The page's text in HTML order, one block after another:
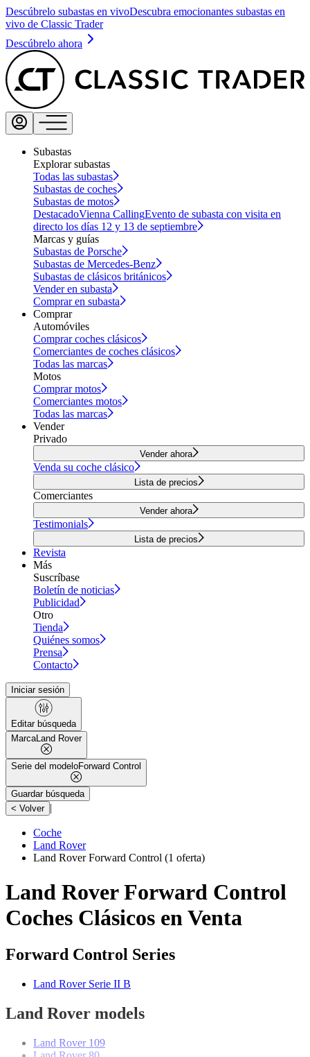
Descúbrelo subastas en vivoDescubra emocionantes subastas en
vivo de Classic Trader
Descúbrelo ahora
Subastas
Explorar subastas
Todas las subastas
Subastas de coches
Subastas de motos
DestacadoVienna CallingEvento de subasta con visita en
directo los días 12 y 13 de septiembre
Marcas y guías
Subastas de Porsche
Subastas de Mercedes-Benz
Subastas de clásicos británicos
Vender en subasta
Comprar en subasta
Comprar
Automóviles
Comprar coches clásicos
Comerciantes de coches clásicos
Todas las marcas
Motos
Comprar motos
Comerciantes motos
Todas las marcas
Vender
Privado
Vender ahora
Venda su coche clásico
Lista de precios
Comerciantes
Vender ahora
Testimonials
Lista de precios
Revista
Más
Suscríbase
Boletín de noticias
Publicidad
Otro
Tienda
Quiénes somos
Prensa
Contacto
Iniciar sesión
Editar búsqueda
MarcaLand Rover
Serie del modeloForward Control
Guardar búsqueda
< Volver |
Coche
Land Rover
Land Rover Forward Control (1 oferta)
Land Rover Forward Control
Coches Clásicos en Venta
Forward Control Series
Land Rover Serie II B
Land Rover models
Land Rover 109